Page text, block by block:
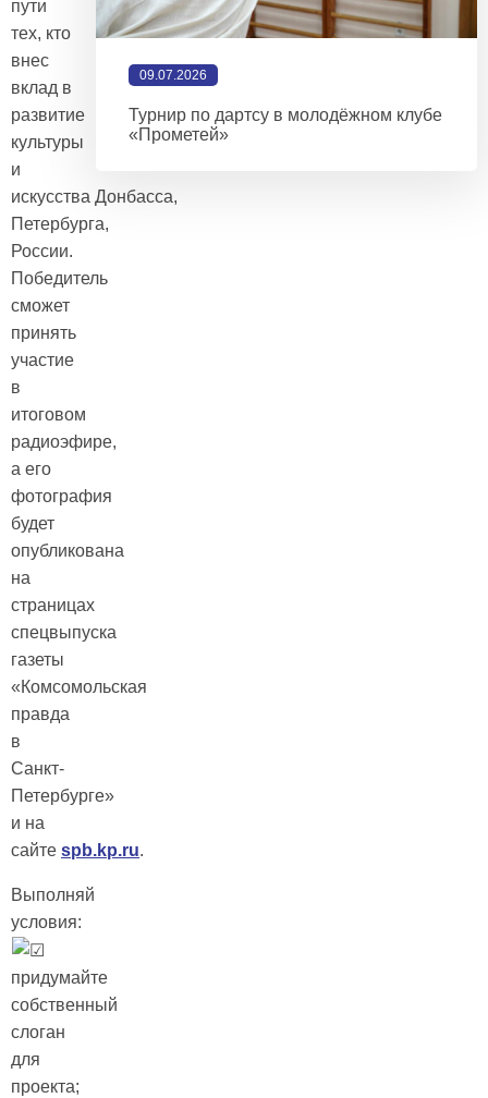
пути
тех, кто
внес
вклад в
развитие
культуры
и
искусства Донбасса,
Петербурга,
России.
Победитель
сможет
принять
участие
в
итоговом
радиоэфире,
а его
фотография
будет
опубликована
на
страницах
спецвыпуска
газеты
«Комсомольская
правда
в
Санкт-
Петербурге»
и на
сайте spb.kp.ru.
Выполняй
условия:
придумайте
собственный
слоган
для
проекта;
09.07.2026
Турнир по дартсу в молодёжном клубе
«Прометей»